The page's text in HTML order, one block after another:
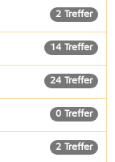
2 Treffer
14 Treffer
24 Treffer
0 Treffer
2 Treffer